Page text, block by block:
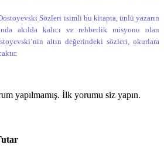
Sözleri isimli bu kitapta, ünlü yazarın
akılda kalıcı ve rehberlik misyonu olan
altın değerindeki sözleri, okurlara
yapılmamış. İlk yorumu siz yapın.